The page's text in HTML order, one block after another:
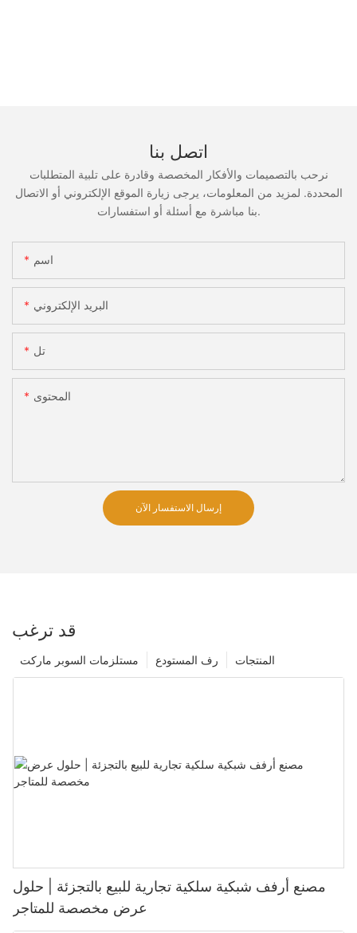
اتصل بنا
نرحب بالتصميمات والأفكار المخصصة وقادرة على تلبية المتطلبات
المحددة. لمزيد من المعلومات، يرجى زيارة الموقع الإلكتروني أو الاتصال
بنا مباشرة مع أسئلة أو استفسارات.
اسم
البريد الإلكتروني
تل
المحتوى
إرسال الاستفسار الآن
قد ترغب
المنتجات رف المستودع مستلزمات السوبر ماركت
مصنع أرفف شبكية سلكية تجارية للبيع بالتجزئة | حلول
عرض مخصصة للمتاجر